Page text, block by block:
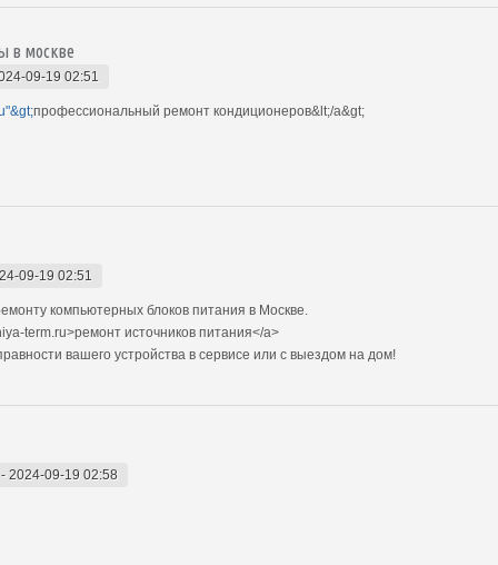
в москве
09-19 02:51
профессиональный ремонт кондиционеров&lt;/a&gt;
09-19 02:51
компьютерных блоков питания в Москве.
term.ru>ремонт источников питания</a>
вашего устройства в сервисе или с выездом на дом!
2024-09-19 02:58